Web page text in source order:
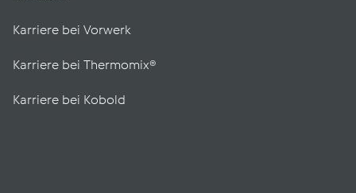
Karriere bei Vorwerk
Karriere bei Thermomix®
Karriere bei Kobold